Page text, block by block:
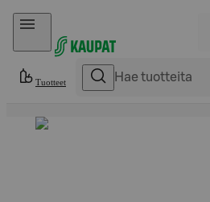
Hyppää sisältöön
Tuotteet